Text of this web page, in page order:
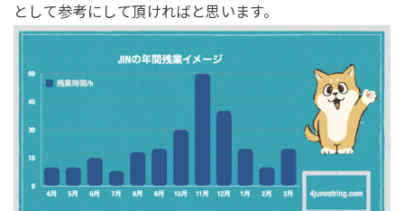
として参考にして頂ければと思います。